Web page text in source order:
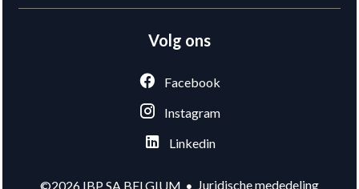
Volg ons
Facebook
Instagram
Linkedin
©2026 IBP SA BELGIUM Juridische mededeling